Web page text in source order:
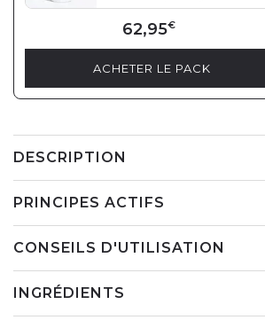
62,95€
ACHETER LE PACK
DESCRIPTION
PRINCIPES ACTIFS
CONSEILS D'UTILISATION
INGRÉDIENTS